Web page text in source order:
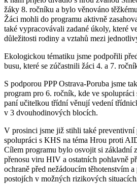
žáky 8. ročníku a bylo věnováno
Žáci mohli do programu aktivně
také vypracovávali zadané úkoly, které
důležitosti rodiny a vztahů mezi
Ekologickou tématiku jsme podpořili
busu, které se zúčastnili žáci 4. a 7.
S podporou PPP Ostrava-Poruba jsme
program pro 6. ročník, kde ve spolupráci
paní učitelkou třídní věnují vedení
v 3 dvouhodinových blocích.
V prosinci jsme již stihli také preventivní
spolupráci s KHS na téma Hrou proti
Cílem programu bylo osvojit si základní
přenosu viru HIV a ostatních pohlavně
ochraně před nežádoucím těhotenstvím
postojích v možných rizikových